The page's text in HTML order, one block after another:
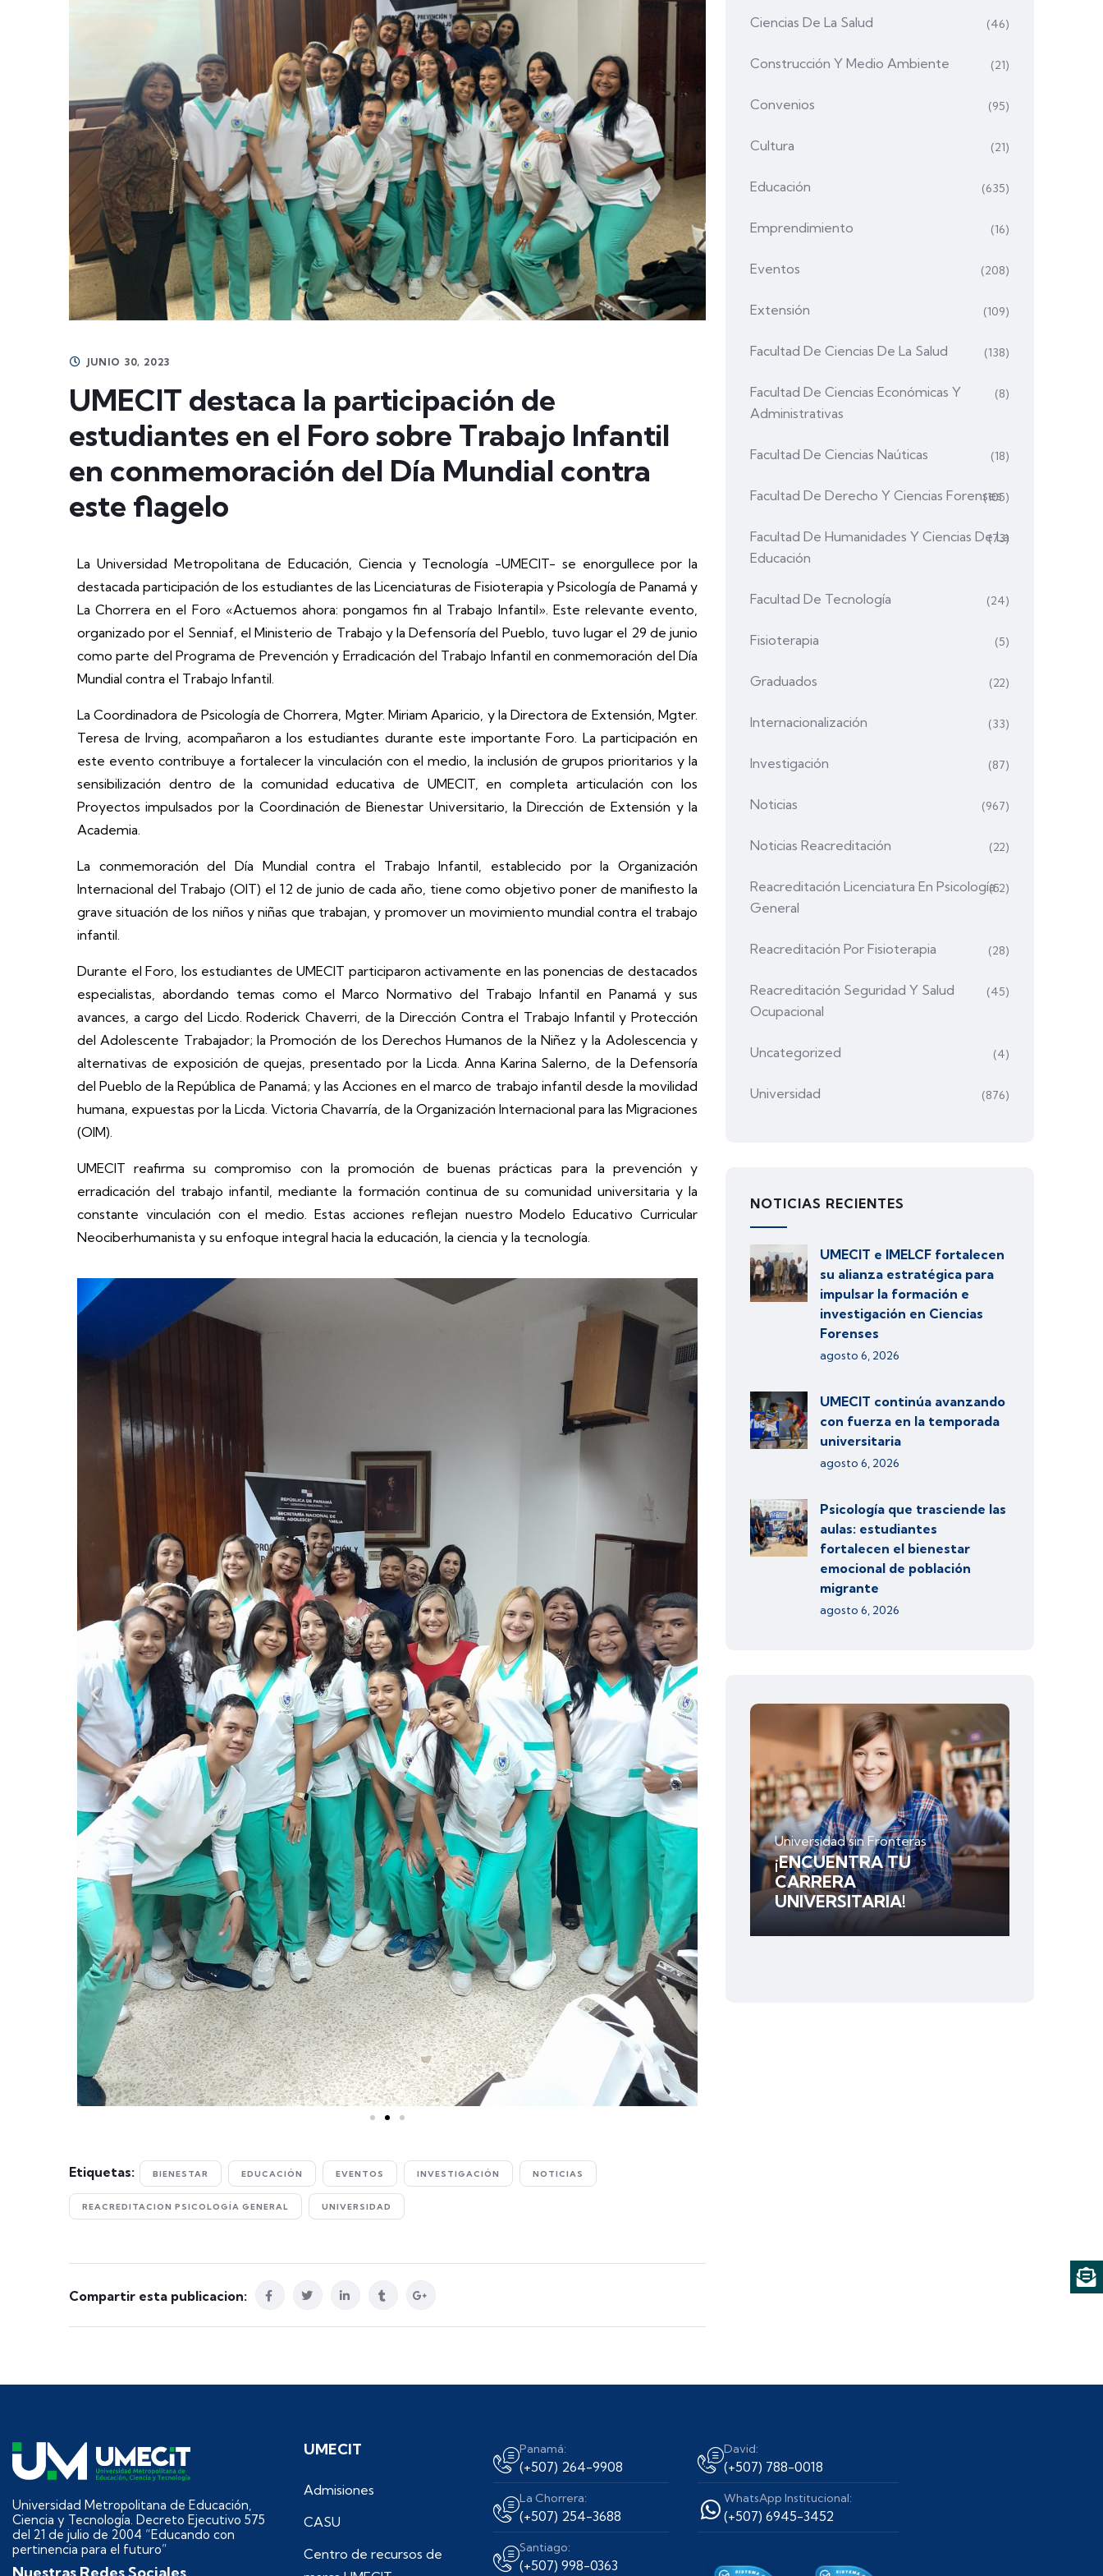
JUNIO 30, 2023
UMECIT destaca la participación de
estudiantes en el Foro sobre Trabajo Infantil
en conmemoración del Día Mundial contra
este flagelo
La Universidad Metropolitana de Educación, Ciencia y Tecnología -UMECIT- se enorgullece por la
destacada participación de los estudiantes de las Licenciaturas de Fisioterapia y Psicología de Panamá y
La Chorrera en el Foro «Actuemos ahora: pongamos fin al Trabajo Infantil». Este relevante evento,
organizado por el Senniaf, el Ministerio de Trabajo y la Defensoría del Pueblo, tuvo lugar el 29 de junio
como parte del Programa de Prevención y Erradicación del Trabajo Infantil en conmemoración del Día
Mundial contra el Trabajo Infantil.
La Coordinadora de Psicología de Chorrera, Mgter. Miriam Aparicio, y la Directora de Extensión, Mgter.
Teresa de Irving, acompañaron a los estudiantes durante este importante Foro. La participación en
este evento contribuye a fortalecer la vinculación con el medio, la inclusión de grupos prioritarios y la
sensibilización dentro de la comunidad educativa de UMECIT, en completa articulación con los
Proyectos impulsados por la Coordinación de Bienestar Universitario, la Dirección de Extensión y la
Academia.
La conmemoración del Día Mundial contra el Trabajo Infantil, establecido por la Organización
Internacional del Trabajo (OIT) el 12 de junio de cada año, tiene como objetivo poner de manifiesto la
grave situación de los niños y niñas que trabajan, y promover un movimiento mundial contra el trabajo
infantil.
Durante el Foro, los estudiantes de UMECIT participaron activamente en las ponencias de destacados
especialistas, abordando temas como el Marco Normativo del Trabajo Infantil en Panamá y sus
avances, a cargo del Licdo. Roderick Chaverri, de la Dirección Contra el Trabajo Infantil y Protección
del Adolescente Trabajador; la Promoción de los Derechos Humanos de la Niñez y la Adolescencia y
alternativas de exposición de quejas, presentado por la Licda. Anna Karina Salerno, de la Defensoría
del Pueblo de la República de Panamá; y las Acciones en el marco de trabajo infantil desde la movilidad
humana, expuestas por la Licda. Victoria Chavarría, de la Organización Internacional para las Migraciones
(OIM).
UMECIT reafirma su compromiso con la promoción de buenas prácticas para la prevención y
erradicación del trabajo infantil, mediante la formación continua de su comunidad universitaria y la
constante vinculación con el medio. Estas acciones reflejan nuestro Modelo Educativo Curricular
Neociberhumanista y su enfoque integral hacia la educación, la ciencia y la tecnología.
Etiquetas: BIENESTAR EDUCACIÓN EVENTOS INVESTIGACIÓN NOTICIAS
REACREDITACION PSICOLOGÍA GENERAL UNIVERSIDAD
Compartir esta publicacion:
Ciencias De La Salud (46)
Construcción Y Medio Ambiente (21)
Convenios (95)
Cultura (21)
Educación (635)
Emprendimiento (16)
Eventos (208)
Extensión (109)
Facultad De Ciencias De La Salud (138)
Facultad De Ciencias Económicas Y
Administrativas
(8)
Facultad De Ciencias Naúticas (18)
Facultad De Derecho Y Ciencias Forenses
(105)
Facultad De Humanidades Y Ciencias De La
Educación
(73)
Facultad De Tecnología (24)
Fisioterapia (5)
Graduados (22)
Internacionalización (33)
Investigación (87)
Noticias (967)
Noticias Reacreditación (22)
Reacreditación Licenciatura En Psicología
General
(52)
Reacreditación Por Fisioterapia (28)
Reacreditación Seguridad Y Salud
Ocupacional
(45)
Uncategorized (4)
Universidad (876)
NOTICIAS RECIENTES
UMECIT e IMELCF fortalecen
su alianza estratégica para
impulsar la formación e
investigación en Ciencias
Forenses
agosto 6, 2026
UMECIT continúa avanzando
con fuerza en la temporada
universitaria
agosto 6, 2026
Psicología que trasciende las
aulas: estudiantes
fortalecen el bienestar
emocional de población
migrante
agosto 6, 2026
Universidad sin Fronteras
¡ENCUENTRA TU
CARRERA
UNIVERSITARIA!
Universidad Metropolitana de Educación,
Ciencia y Tecnología. Decreto Ejecutivo 575
del 21 de julio de 2004 “Educando con
pertinencia para el futuro”
UMECIT
Admisiones
CASU
Centro de recursos de
Panamá:
(+507) 264-9908
La Chorrera:
(+507) 254-3688
Santiago:
(+507) 998-0363
David:
(+507) 788-0018
WhatsApp Institucional:
(+507) 6945-3452